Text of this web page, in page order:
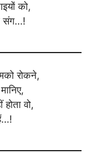
को,
संग…!
रोकने,
वो,